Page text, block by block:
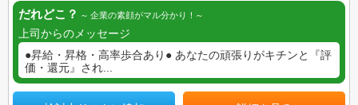
だれどこ？ 企業の素顔がマル分かり！
上司からのメッセージ
●昇給・昇格・高率歩合あり● あなたの頑張りがキチンと『評
価・還元』され...